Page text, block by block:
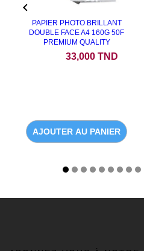
PAPIER PHOTO BRILLANT
DOUBLE FACE A4 160G 50F
PREMIUM QUALITY
33,000 TND
AJOUTER AU PANIER
